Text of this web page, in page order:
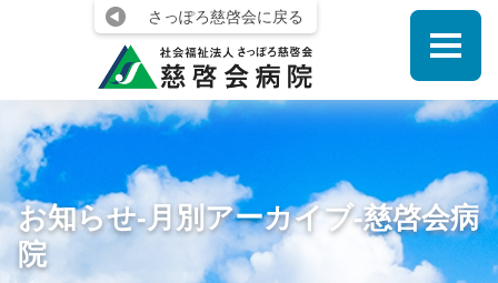
お知らせ-月別アーカイブ-慈啓会病
院
さっぽろ慈啓会に戻る